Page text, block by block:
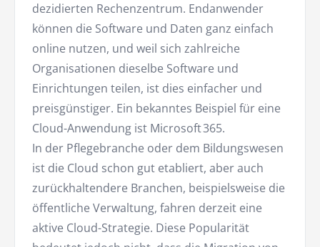
dezidierten Rechenzentrum. Endanwender
können die Software und Daten ganz einfach
online nutzen, und weil sich zahlreiche
Organisationen dieselbe Software und
Einrichtungen teilen, ist dies einfacher und
preisgünstiger. Ein bekanntes Beispiel für eine
Cloud-Anwendung ist Microsoft 365.
In der Pflegebranche oder dem Bildungswesen
ist die Cloud schon gut etabliert, aber auch
zurückhaltendere Branchen, beispielsweise die
öffentliche Verwaltung, fahren derzeit eine
aktive Cloud-Strategie. Diese Popularität